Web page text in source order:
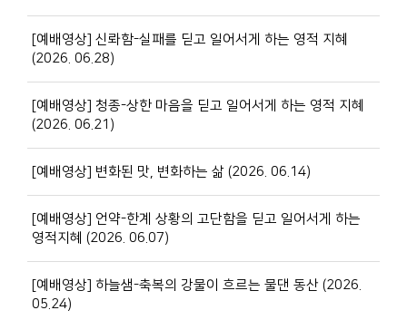
[예배영상] 신롸함-실패를 딛고 일어서게 하는 영적 지혜
(2026. 06.28)
[예배영상] 청종-상한 마음을 딛고 일어서게 하는 영적 지혜
(2026. 06.21)
[예배영상] 변화된 맛, 변화하는 삶 (2026. 06.14)
[예배영상] 언약-한계 상황의 고단함을 딛고 일어서게 하는
영적지혜 (2026. 06.07)
[예배영상] 하늘샘-축복의 강물이 흐르는 물댄 동산 (2026.
05.24)